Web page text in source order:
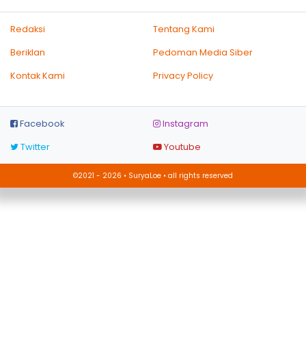
Redaksi
Tentang Kami
Beriklan
Pedoman Media Siber
Kontak Kami
Privacy Policy
Facebook
Instagram
Twitter
Youtube
©2021 - 2026 • SuryaLoe • all rights reserved